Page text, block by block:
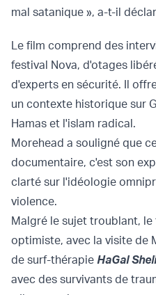
mal satanique », a-t-il
Le film comprend des
festival Nova, d'otages
d'experts en sécurité. Il
un contexte historique sur
Hamas et l'islam radical.
Morehead a souligné que
documentaire, c'est son
clarté sur l'idéologie
violence.
Malgré le sujet troublant,
optimiste, avec la visite de
de surf-thérapie HaGal Sheli
avec des survivants de